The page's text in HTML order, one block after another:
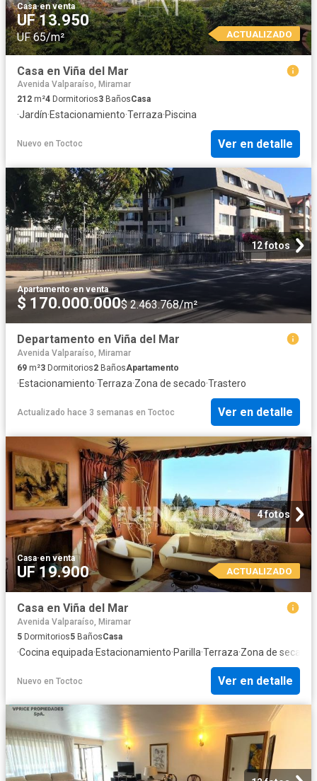
Casa·en venta
UF 13.950
UF 65/m² ACTUALIZADO
Casa en Viña del Mar
Avenida Valparaíso, Miramar
212 m²4 Dormitorios3 BañosCasa
·Jardín·Estacionamiento·Terraza·Piscina
Nuevo en Toctoc Ver en detalle
12 fotos
Apartamento·en venta
$ 170.000.000$ 2.463.768/m²
Departamento en Viña del Mar
Avenida Valparaíso, Miramar
69 m²3 Dormitorios2 BañosApartamento
·Estacionamiento·Terraza·Zona de secado·Trastero
Actualizado hace 3 semanas en Toctoc Ver en detalle
4 fotos
Casa·en venta
UF 19.900 ACTUALIZADO
Casa en Viña del Mar
Avenida Valparaíso, Miramar
5 Dormitorios5 BañosCasa
·Cocina equipada·Estacionamiento·Parilla·Terraza·Zona de secado
Nuevo en Toctoc Ver en detalle